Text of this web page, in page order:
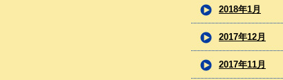
2018年1月
2017年12月
2017年11月